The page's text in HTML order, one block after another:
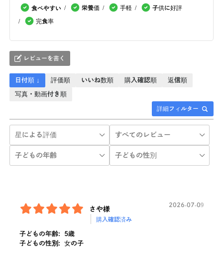
食べやすい 栄養価 手軽 子供に好評
完食率
レビューを書く
詳細フィルター
日付順 ↓ 評価順 いいね数順 購入確認順 返信順
写真・動画付き順
さや様
購入確認済み
2026-07-09
子どもの年齢:
5歳
子どもの性別:
女の子